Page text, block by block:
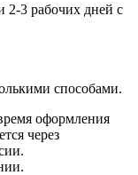
2-3 рабочих дней с
способами.
оформления
через